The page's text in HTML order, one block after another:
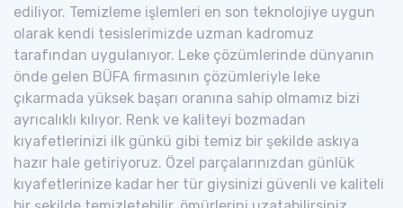
ediliyor. Temizleme işlemleri en son teknolojiye uygun
olarak kendi tesislerimizde uzman kadromuz
tarafından uygulanıyor. Leke çözümlerinde dünyanın
önde gelen BÜFA firmasının çözümleriyle leke
çıkarmada yüksek başarı oranına sahip olmamız bizi
ayrıcalıklı kılıyor. Renk ve kaliteyi bozmadan
kıyafetlerinizi ilk günkü gibi temiz bir şekilde askıya
hazır hale getiriyoruz. Özel parçalarınızdan günlük
kıyafetlerinize kadar her tür giysinizi güvenli ve kaliteli